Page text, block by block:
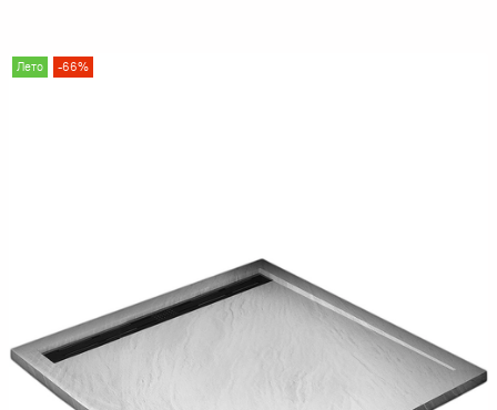
Лето -66%